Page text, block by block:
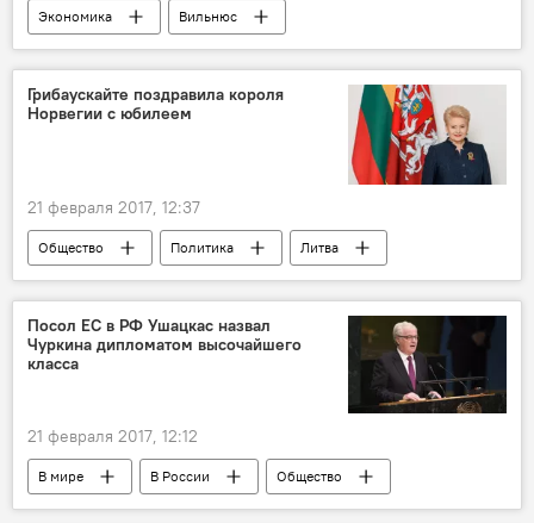
Экономика
Вильнюс
Ремигиюс Шимашюс
реконструкция
Грибаускайте поздравила короля
Норвегии с юбилеем
21 февраля 2017, 12:37
Общество Политика
Литва
Даля Грибаускайте
Харальд V
юбилей
поздравления
Норвегия
король
Посол ЕС в РФ Ушацкас назвал
Чуркина дипломатом высочайшего
класса
21 февраля 2017, 12:12
В мире В России
Общество
Политика
Россия